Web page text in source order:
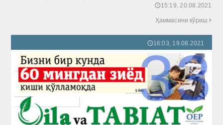
🕔15:19, 20.08.2021
Ҳаммасини кўриш
🕔16:03, 19.08.2021
33